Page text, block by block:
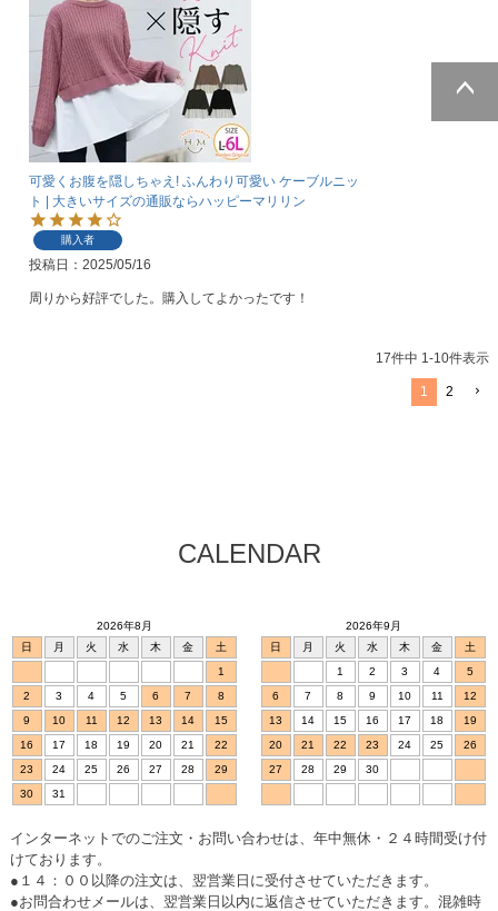
可愛くお腹を隠しちゃえ! ふんわり可愛い ケーブルニッ
ト | 大きいサイズの通販ならハッピーマリリン
購入者
投稿日 2025/05/16
周りから好評でした。購入してよかったです！
17件中 1-10件表示
1 2
CALENDAR
2026年8月
日
月 火 水 木 金
土
1
2
3 4 5 6 7
8
9
10 11 12 13 14
15
16
17 18 19 20 21
22
23
24 25 26 27 28
29
30
31
2026年9月
日
月 火 水 木 金
土
1
2 3 4
5
6
7 8 9 10 11
12
13
14 15 16 17 18
19
20
21 22 23 24 25
26
27
28 29 30
インターネットでのご注文・お問い合わせは、年中無休・２４時間受け付
けております。
●１４：００以降の注文は、翌営業日に受付させていただきます。
●お問合わせメールは、翌営業日以内に返信させていただきます。混雑時